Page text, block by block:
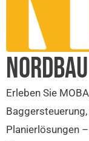
NORDBAU
Erleben Sie
Baggersteuerung,
Planierlösungen